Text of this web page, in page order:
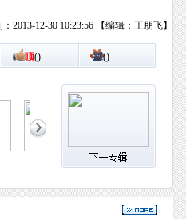
2013-12-30 10:23:56 【编辑：王朋飞】
顶() 踩()